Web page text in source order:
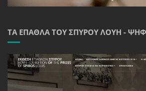
ΤΑ ΈΠΑΘΛΑ ΤΟΥ ΣΠΎΡΟΥ ΛΟΎΗ -